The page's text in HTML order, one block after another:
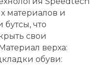
материалов и
что
свои
верха:
обуви: